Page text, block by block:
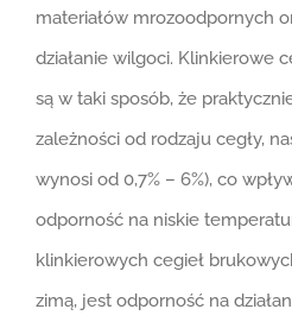
materiałów mrozoodpornych
działanie wilgoci. Klinkierowe
są w taki sposób, że
zależności od rodzaju cegły,
wynosi od 0,7% – 6%), co
odporność na niskie
klinkierowych cegieł
zimą, jest odporność na